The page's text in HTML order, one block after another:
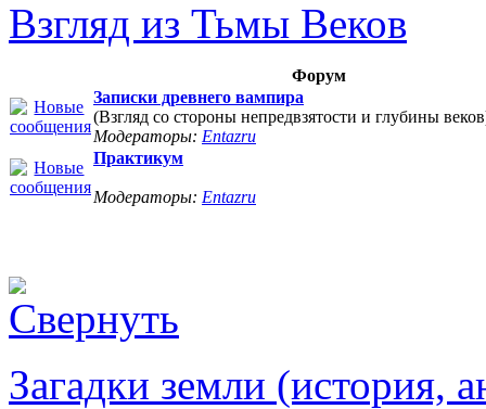
Взгляд из Тьмы Веков
Форум
Записки древнего вампира
(Взгляд со стороны непредвзятости и глубины
Модераторы: Entazru
Практикум
Модераторы: Entazru
Загадки земли (история,